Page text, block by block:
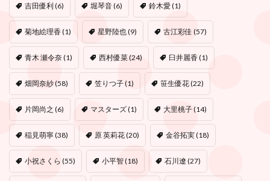
吉田優利 (6) 堀琴音(6) 鈴木愛(1)
菊地絵理香(1) 星野陸也(9) 古江彩佳 (57)
青木 瀬令奈(1) 西村優菜(24) 臼井麗香(1)
畑岡奈紗(58) 笠りつ子(1) 笹生優花(22)
片岡尚之 (6) マスターズ(1) 大里桃子(14)
稲見萌寧(38) 原 英莉花(20) 金谷拓実(18)
小祝さくら (55) 小平智(18) 石川遼 (27)